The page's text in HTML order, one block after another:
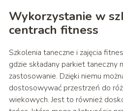
Wykorzystanie w
centrach fitness
Szkolenia taneczne i zajęcia
gdzie składany parkiet taneczny
zastosowanie. Dzięki niemu
dostosowywać przestrzeń do
wiekowych. Jest to również